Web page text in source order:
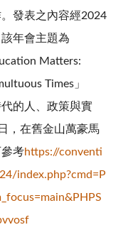
發表之內容經2024
年會主題為
Matters:
Times」
的人、政策與實
，在舊金山萬豪馬
考https://conventi
index.php?cmd=P